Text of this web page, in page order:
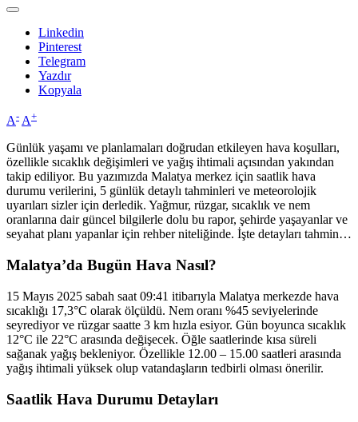
Linkedin
Pinterest
Telegram
Yazdır
Kopyala
A- A+
Günlük yaşamı ve planlamaları doğrudan etkileyen hava koşulları,
özellikle sıcaklık değişimleri ve yağış ihtimali açısından yakından
takip ediliyor. Bu yazımızda Malatya merkez için saatlik hava
durumu verilerini, 5 günlük detaylı tahminleri ve meteorolojik
uyarıları sizler için derledik. Yağmur, rüzgar, sıcaklık ve nem
oranlarına dair güncel bilgilerle dolu bu rapor, şehirde yaşayanlar ve
seyahat planı yapanlar için rehber niteliğinde. İşte detayları tahmin…
Malatya’da Bugün Hava Nasıl?
15 Mayıs 2025 sabah saat 09:41 itibarıyla Malatya merkezde hava
sıcaklığı 17,3°C olarak ölçüldü. Nem oranı %45 seviyelerinde
seyrediyor ve rüzgar saatte 3 km hızla esiyor. Gün boyunca sıcaklık
12°C ile 22°C arasında değişecek. Öğle saatlerinde kısa süreli
sağanak yağış bekleniyor. Özellikle 12.00 – 15.00 saatleri arasında
yağış ihtimali yüksek olup vatandaşların tedbirli olması önerilir.
Saatlik Hava Durumu Detayları